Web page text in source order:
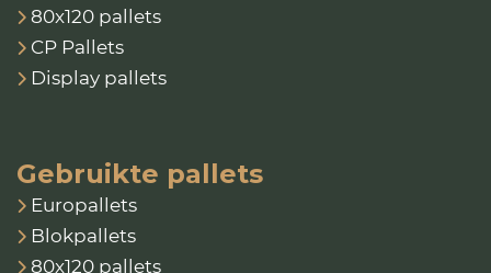
80x120 pallets
CP Pallets
Display pallets
Gebruikte pallets
Europallets
Blokpallets
80x120 pallets